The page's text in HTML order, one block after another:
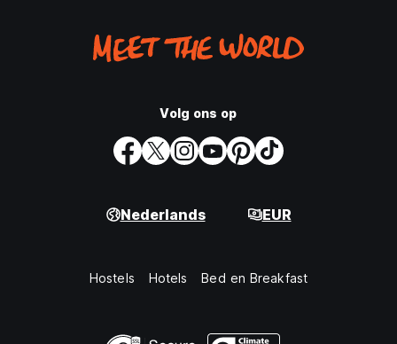
Volg ons op
Nederlands EUR
Hostels Hotels Bed en Breakfast